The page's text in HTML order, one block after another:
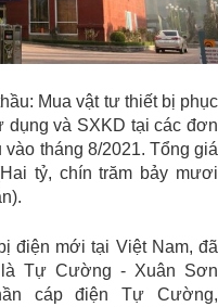
Mua vật tư thiết bị phục
dụng và SXKD tại các đơn
tháng 8/2021. Tổng giá
tỷ, chín trăm bảy mươi
điện mới tại Việt Nam, đã
Tự Cường - Xuân Sơn
cáp điện Tự Cường,